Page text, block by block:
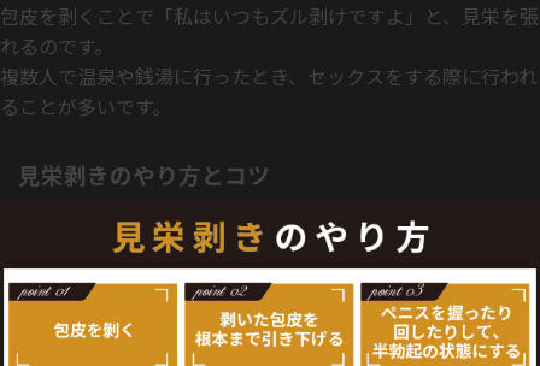
包皮を剥くことで「私はいつもズル剥けですよ」と、見栄を張
れるのです。
複数人で温泉や銭湯に行ったとき、セックスをする際に行われ
ることが多いです。
見栄剥きのやり方とコツ